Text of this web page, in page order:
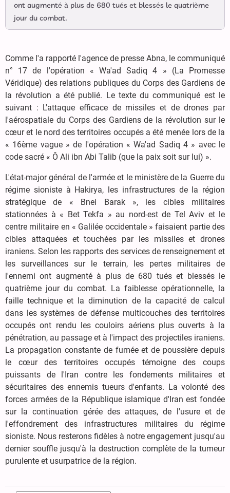
ont augmenté à plus de 680 tués et blessés le quatrième
jour du combat.
Comme l'a rapporté l'agence de presse Abna, le communiqué
n° 17 de l'opération « Wa'ad Sadiq 4 » (La Promesse
Véridique) des relations publiques du Corps des Gardiens de
la révolution a été publié. Le texte du communiqué est le
suivant : L'attaque efficace de missiles et de drones par
l'aérospatiale du Corps des Gardiens de la révolution sur le
cœur et le nord des territoires occupés a été menée lors de la
« 16ème vague » de l'opération « Wa'ad Sadiq 4 » avec le
code sacré « Ô Ali ibn Abi Talib (que la paix soit sur lui) ».
L'état-major général de l'armée et le ministère de la Guerre du
régime sioniste à Hakirya, les infrastructures de la région
stratégique de « Bnei Barak », les cibles militaires
stationnées à « Bet Tekfa » au nord-est de Tel Aviv et le
centre militaire en « Galilée occidentale » faisaient partie des
cibles attaquées et touchées par les missiles et drones
iraniens. Selon les rapports des services de renseignement et
les surveillances sur le terrain, les pertes militaires de
l'ennemi ont augmenté à plus de 680 tués et blessés le
quatrième jour du combat. La faiblesse opérationnelle, la
faille technique et la diminution de la capacité de calcul
dans les systèmes de défense multicouches des territoires
occupés ont rendu les couloirs aériens plus ouverts à la
pénétration, au passage et à l'impact des projectiles iraniens.
La propagation constante de fumée et de poussière depuis
le cœur des territoires occupés témoigne des coups
puissants de l'Iran contre les fondements militaires et
sécuritaires des ennemis tueurs d'enfants. La volonté des
forces armées de la République islamique d'Iran est fondée
sur la continuation gérée des attaques, de l'usure et de
l'effondrement des infrastructures militaires du régime
sioniste. Nous resterons fidèles à notre engagement jusqu'au
dernier souffle jusqu'à la destruction complète de la tumeur
purulente et usurpatrice de la région.